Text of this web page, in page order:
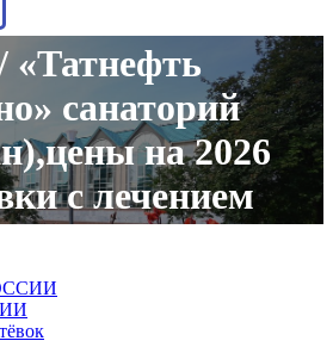
«Татнефть
санаторий
на 2026
с лечением